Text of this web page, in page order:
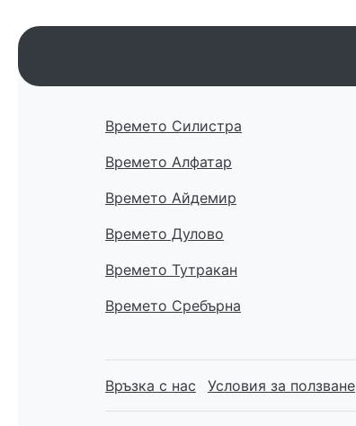
Времето Силистра
Времето Алфатар
Времето Айдемир
Времето Дулово
Времето Тутракан
Времето Сребърна
Връзка с нас Условия за ползване